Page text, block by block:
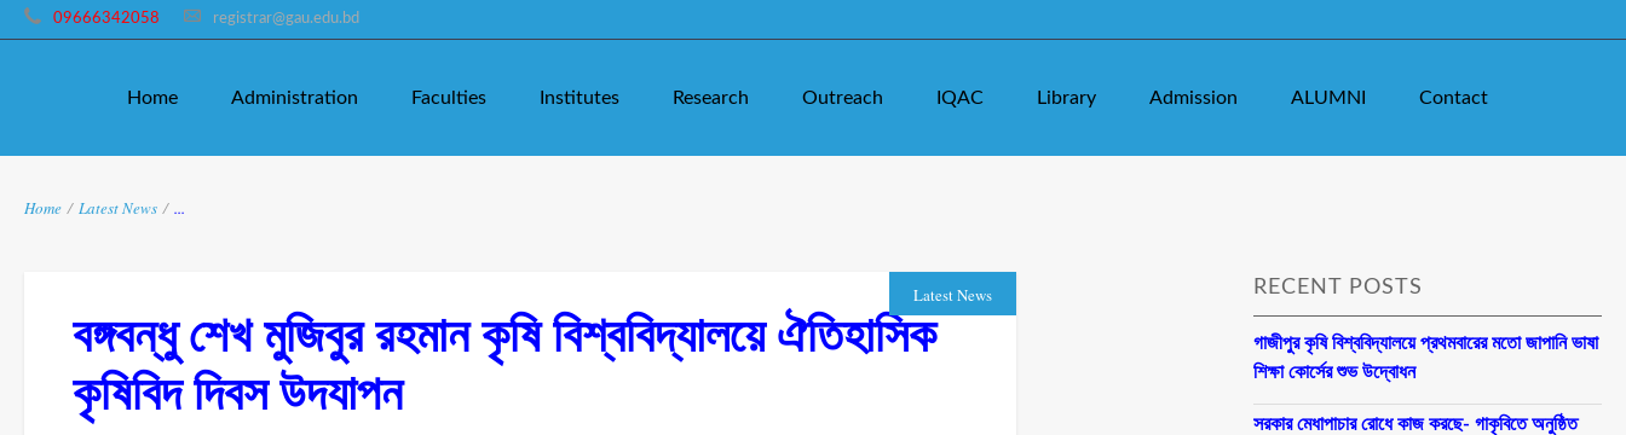
09666342058 registrar@gau.edu.bd
Home Administration Faculties Institutes Research Outreach IQAC Library Admission ALUMNI Contact
Home / Latest News / ...
Latest News
বঙ্গবন্ধু শেখ মুজিবুর রহমান কৃষি বিশ্ববিদ্যালয়ে ঐতিহাসিক
কৃষিবিদ দিবস উদযাপন
RECENT POSTS
গাজীপুর কৃষি বিশ্ববিদ্যালয়ে প্রথমবারের মতো জাপানি ভাষা
শিক্ষা কোর্সের শুভ উদ্বোধন
সরকার মেধাপাচার রোধে কাজ করছে- গাকৃবিতে অনুষ্ঠিত